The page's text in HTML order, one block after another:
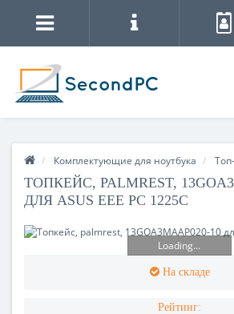
Комплектующие для ноутбука
ТОПКЕЙС, PALMREST,
ДЛЯ ASUS EEE PC 1225C
Loading...
На складе
Рейтинг: